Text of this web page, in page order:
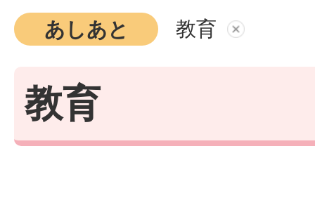
あしあと
教育
教育